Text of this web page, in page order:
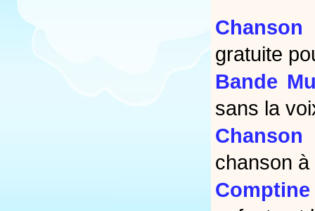
Chanson
gratuite
Bande
sans la
Chanson
chanson